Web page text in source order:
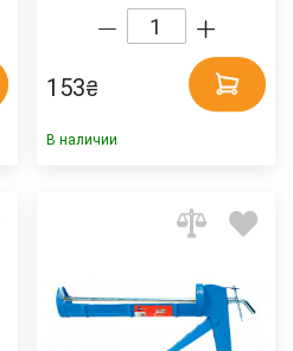
153₴
В наличии